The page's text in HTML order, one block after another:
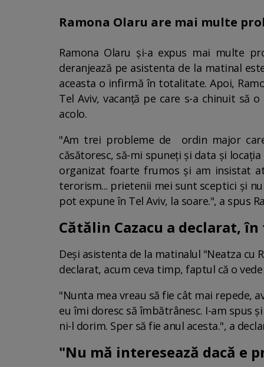
Ramona Olaru are mai multe
Ramona Olaru și-a expus mai multe
deranjează pe asistenta de la matinal
aceasta o infirmă în totalitate. Apoi,
Tel Aviv, vacanță pe care s-a chinuit să
acolo.
"Am trei probleme de ordin major
căsătoresc, să-mi spuneți și data și
organizat foarte frumos și am insistat
terorism... prietenii mei sunt sceptici și
pot expune în Tel Aviv, la soare.", a spus
Cătălin Cazacu a declarat,
Deși asistenta de la matinalul "Neatza cu
declarat, acum ceva timp, faptul că o
"Nunta mea vreau să fie cât mai repede,
eu îmi doresc să îmbătrânesc. I-am spus
ni-l dorim. Sper să fie anul acesta.", a
"Nu mă interesează dacă e